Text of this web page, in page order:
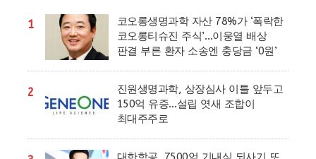
1
코오롱생명과학 자산 78%가 ‘폭락한
코오롱티슈진 주식’…이웅열 배상
판결 부른 환자 소송엔 충당금 ‘0원’
2
진원생명과학, 상장심사 이틀 앞두고
150억 유증…설립 엿새 조합이
최대주주로